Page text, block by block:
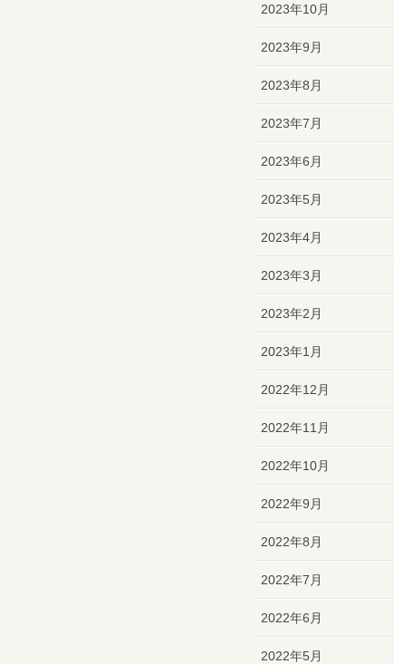
2023年10月
2023年9月
2023年8月
2023年7月
2023年6月
2023年5月
2023年4月
2023年3月
2023年2月
2023年1月
2022年12月
2022年11月
2022年10月
2022年9月
2022年8月
2022年7月
2022年6月
2022年5月